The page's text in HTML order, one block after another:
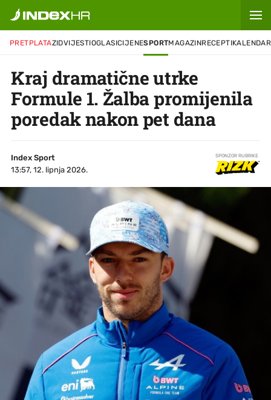
PRETPLATAZIDVIJESTIOGLASICIJENESPORTMAGAZINRECEPTIKALENDAR
Kraj dramatične utrke
Formule 1. Žalba promijenila
poredak nakon pet dana
Index Sport
13:57, 12. lipnja 2026.
SPONZOR RUBRIKE